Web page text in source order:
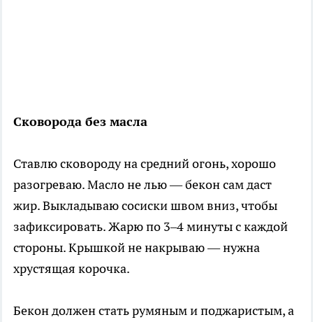
Сковорода без масла
Ставлю сковороду на средний огонь, хорошо
разогреваю. Масло не лью — бекон сам даст
жир. Выкладываю сосиски швом вниз, чтобы
зафиксировать. Жарю по 3–4 минуты с каждой
стороны. Крышкой не накрываю — нужна
хрустящая корочка.
Бекон должен стать румяным и поджаристым, а